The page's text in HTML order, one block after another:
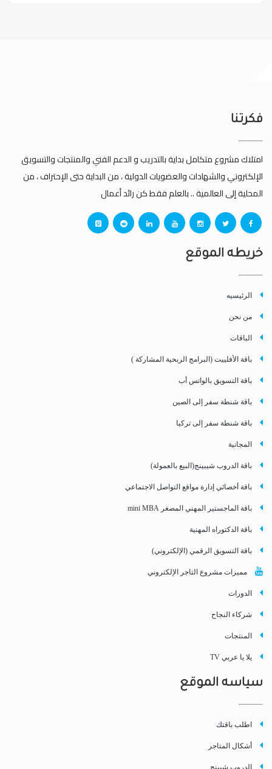
فكرتنا
امتلاك مشروع متكامل بداية بالتدريب و الدعم الفني والمنتجات والتسويق
الإلكتروني والشهادات والعضويات الدولية ، من البداية حتى الإحتراف ، من
المحلية إلى العالمية .. بالعلم فقط كن رائد أعمال
خريطه الموقع
الرئيسيه
من نحن
الباقات
باقة الأفلييت (البرامج الربحية المشاركة )
باقة التسويق بالواتس أب
باقة شنطة سفر إلى الصين
باقة شنطة سفر إلى تركيا
المجانية
باقة الدروب شيبينج(البيع بالعمولة)
باقة أخصائي إدارة مواقع التواصل الاجتماعي
باقة الماجستير المهني المصغر mini MBA
باقة الدكتوراه المهنية
باقة التسويق الرقمي (الإلكتروني)
مميزات مشروع التاجر الإلكتروني
الدورات
شركاء النجاح
المنتجات
يلا يا عربي TV
سياسه الموقع
اطلب باقتك
أشكال المتاجر